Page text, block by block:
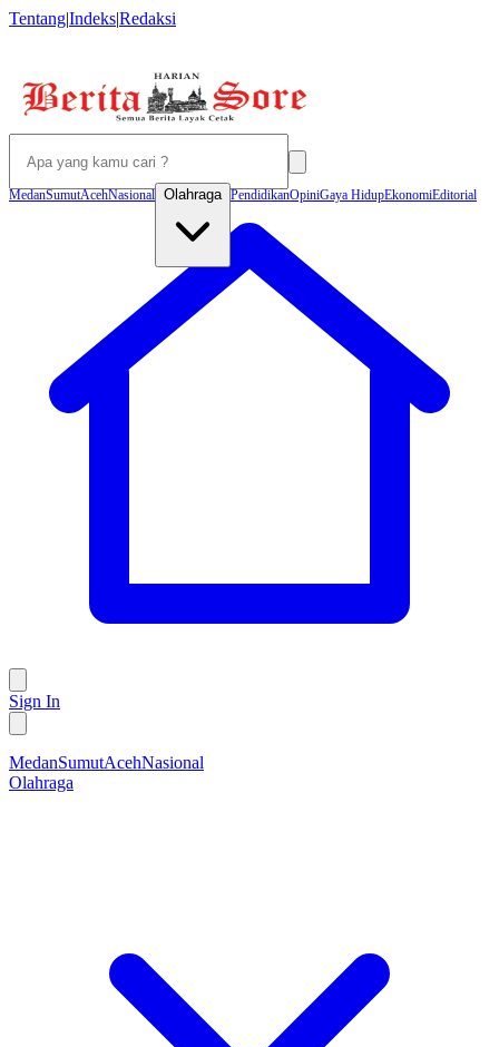
Tentang|Indeks|Redaksi
MedanSumutAcehNasional Olahraga PendidikanOpiniGaya HidupEkonomiEditorial
Sign In
MedanSumutAcehNasional
Olahraga